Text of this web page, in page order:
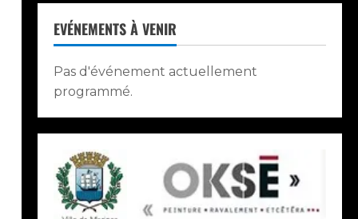
EVÉNEMENTS À VENIR
Pas d'événement actuellement
programmé.